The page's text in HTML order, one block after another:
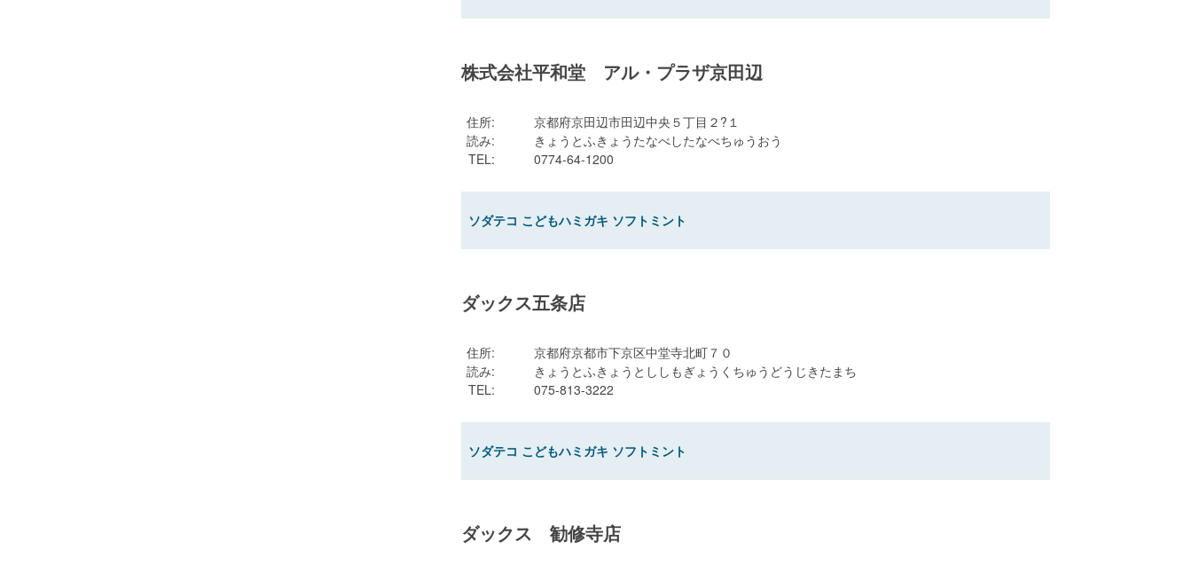
株式会社平和堂 アル・プラザ京田辺
住所:
京都府京田辺市田辺中央５丁目２?１
読み:
きょうとふきょうたなべしたなべちゅうおう
TEL: 0774-64-1200
ソダテコ こどもハミガキ ソフトミント
ダックス五条店
住所:
京都府京都市下京区中堂寺北町７０
読み:
きょうとふきょうとししもぎょうくちゅうどうじきたまち
TEL: 075-813-3222
ソダテコ こどもハミガキ ソフトミント
ダックス 勧修寺店